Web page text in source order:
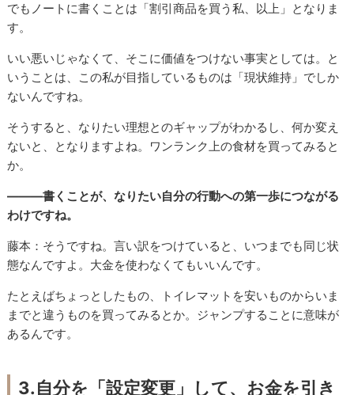
でもノートに書くことは「割引商品を買う私、以上」となりま
す。
いい悪いじゃなくて、そこに価値をつけない事実としては。と
いうことは、この私が目指しているものは「現状維持」でしか
ないんですね。
そうすると、なりたい理想とのギャップがわかるし、何か変え
ないと、となりますよね。ワンランク上の食材を買ってみると
か。
―――書くことが、なりたい自分の行動への第一歩につながる
わけですね。
藤本：そうですね。言い訳をつけていると、いつまでも同じ状
態なんですよ。大金を使わなくてもいいんです。
たとえばちょっとしたもの、トイレマットを安いものからいま
までと違うものを買ってみるとか。ジャンプすることに意味が
あるんです。
3.自分を「設定変更」して、お金を引き